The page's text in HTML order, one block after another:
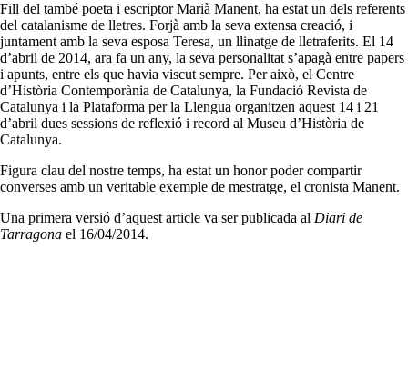
Fill del també poeta i escriptor Marià Manent, ha estat un dels referents
del catalanisme de lletres. Forjà amb la seva extensa creació, i
juntament amb la seva esposa Teresa, un llinatge de lletraferits. El 14
d’abril de 2014, ara fa un any, la seva personalitat s’apagà entre papers
i apunts, entre els que havia viscut sempre. Per això, el Centre
d’Història Contemporània de Catalunya, la Fundació Revista de
Catalunya i la Plataforma per la Llengua organitzen aquest 14 i 21
d’abril dues sessions de reflexió i record al Museu d’Història de
Catalunya.
Figura clau del nostre temps, ha estat un honor poder compartir
converses amb un veritable exemple de mestratge, el cronista Manent.
Una primera versió d’aquest article va ser publicada al Diari de
Tarragona el 16/04/2014.